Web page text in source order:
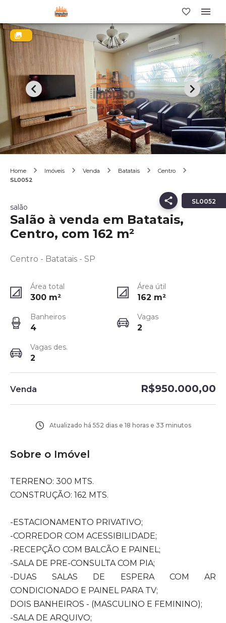
Home Imóveis Venda Batatais
Centro
SL0052
SL0052
salão
Salão à venda em Batatais,
Centro, com 162 m²
Centro - Batatais - SP
Área total
300 m²
Área útil
162 m²
Banheiros
4
Vagas
2
Vagas des.
2
Venda R$950.000,00
Atualizado há 552 dias e 18 horas e 33 minutos
Sobre o Imóvel
TERRENO: 300 MTS.
CONSTRUÇÃO: 162 MTS.
-ESTACIONAMENTO PRIVATIVO;
-CORREDOR COM ACESSIBILIDADE;
-RECEPÇÃO COM BALCÃO E PAINEL;
-SALA DE PRE-CONSULTA COM PIA;
-DUAS SALAS DE ESPERA COM AR
CONDICIONADO E PAINEL PARA TV;
DOIS BANHEIROS - (MASCULINO E FEMININO);
-SALA DE ARQUIVO;